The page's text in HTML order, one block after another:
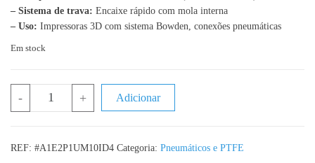
– Sistema de trava: Encaixe rápido com mola interna
– Uso: Impressoras 3D com sistema Bowden, conexões pneumáticas
Em stock
- + Adicionar
REF: #A1E2P1UM10ID4 Categoria: Pneumáticos e PTFE